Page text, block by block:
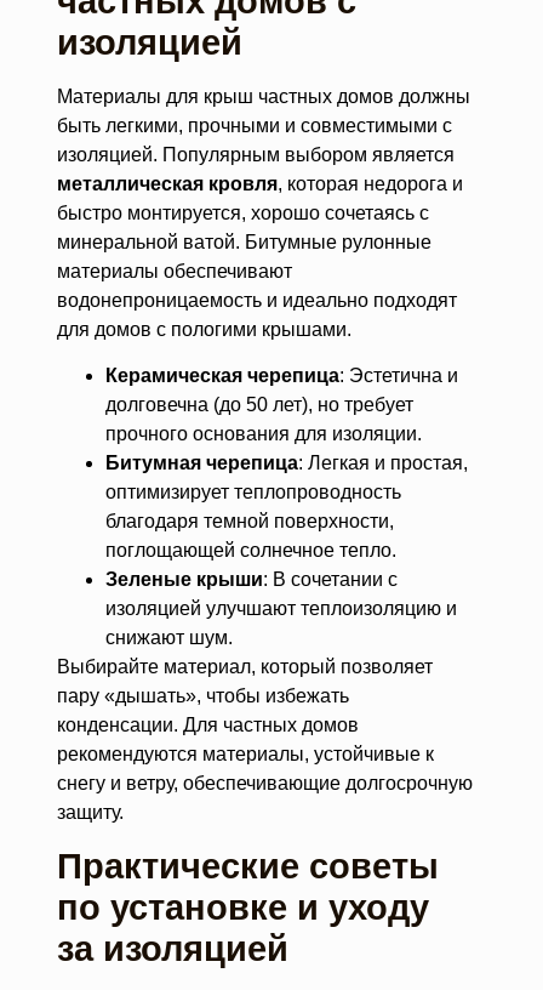
изоляцией
Материалы для крыш частных домов должны
быть легкими, прочными и совместимыми с
изоляцией. Популярным выбором является
металлическая кровля, которая недорога и
быстро монтируется, хорошо сочетаясь с
минеральной ватой. Битумные рулонные
материалы обеспечивают
водонепроницаемость и идеально подходят
для домов с пологими крышами.
Керамическая черепица: Эстетична и
долговечна (до 50 лет), но требует
прочного основания для изоляции.
Битумная черепица: Легкая и простая,
оптимизирует теплопроводность
благодаря темной поверхности,
поглощающей солнечное тепло.
Зеленые крыши: В сочетании с
изоляцией улучшают теплоизоляцию и
снижают шум.
Выбирайте материал, который позволяет
пару «дышать», чтобы избежать
конденсации. Для частных домов
рекомендуются материалы, устойчивые к
снегу и ветру, обеспечивающие долгосрочную
защиту.
Практические советы
по установке и уходу
за изоляцией